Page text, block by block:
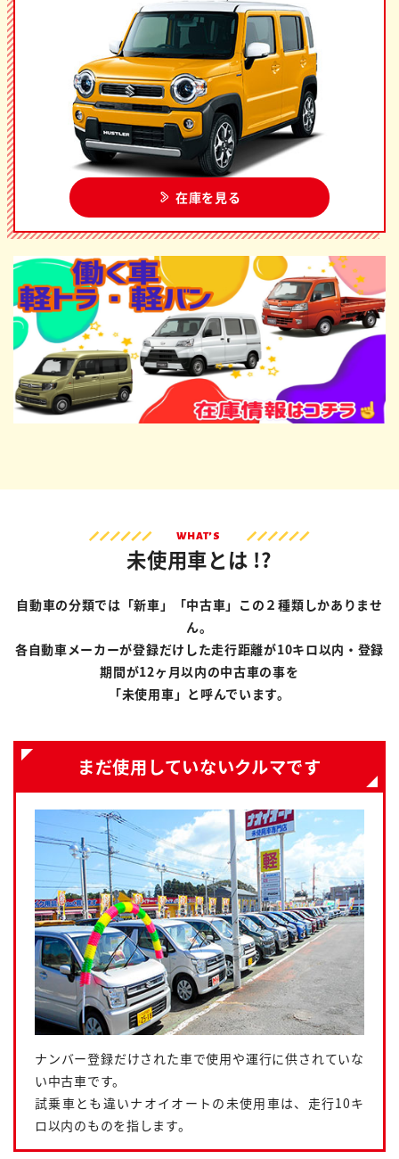
在庫を見る
WHAT’S
未使用車とは !?
自動車の分類では「新車」「中古車」この２種類しかありませ
ん。
各自動車メーカーが登録だけした走行距離が10キロ以内・登録
期間が12ヶ月以内の中古車の事を
「未使用車」と呼んでいます。
まだ使用していないクルマです
ナンバー登録だけされた車で使用や運行に供されていな
い中古車です。
試乗車とも違いナオイオートの未使用車は、走行10キ
ロ以内のものを指します。